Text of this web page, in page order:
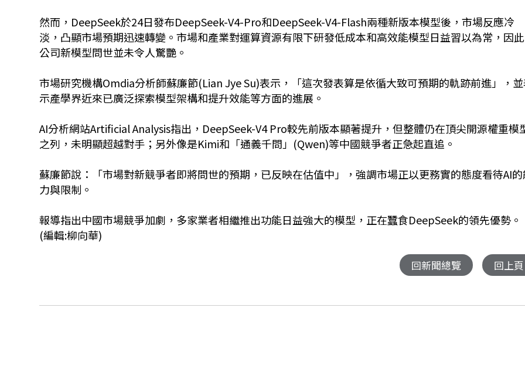
然而，DeepSeek於24日發布DeepSeek-V4-Pro和DeepSeek-V4-Flash兩種新版本模型後，市場反應冷
淡，凸顯市場預期迅速轉變。市場和產業對運算資源有限下研發低成本和高效能模型日益習以為常，因
公司新模型問世並未令人驚艷。
市場研究機構Omdia分析師蘇廉節(Lian Jye Su)表示，「這次發表算是依循大致可預期的軌跡前進」，
示產學界近來已廣泛探索模型架構和提升效能等方面的進展。
AI分析網站Artificial Analysis指出，DeepSeek-V4 Pro較先前版本顯著提升，但整體仍在頂尖開源權重模
之列，未明顯超越對手；另外像是Kimi和「通義千問」(Qwen)等中國競爭者正急起直追。
蘇廉節說：「市場對新競爭者即將問世的預期，已反映在估值中」，強調市場正以更務實的態度看待AI
力與限制。
報導指出中國市場競爭加劇，多家業者相繼推出功能日益強大的模型，正在蠶食DeepSeek的領先優勢。
(編輯:柳向華)
回新聞總覽 回上頁